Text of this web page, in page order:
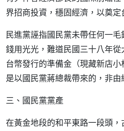
界招商投資，穩固經濟，以奠定
民進黨誣指國民黨未帶任何一
錢用光光，難道民國三十八年
台幣發行的準備金（現藏新店
是以國民黨蔣總裁帶來的，非由
三、國民黨黨產
在黃金地段的和平東路一段頭